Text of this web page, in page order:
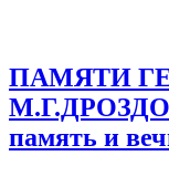
ПАМЯТИ
память и